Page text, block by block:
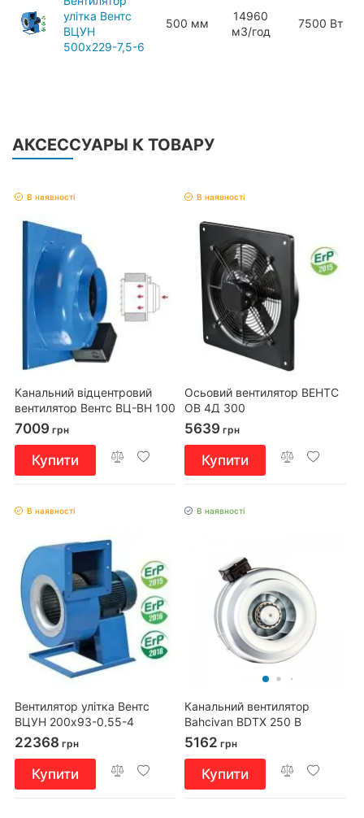
улітка Вентс
ВЦУН
500x229-7,5-6
500 мм
14960
мЗ/год
7500 Вт
АКСЕССУАРЫ К ТОВАРУ
В наявності
Канальний відцентровий
вентилятор Вентс ВЦ-ВН 100
7009 грн
Купити
В наявності
Осьовий вентилятор ВЕНТС
ОВ 4Д 300
5639 грн
Купити
В наявності
Вентилятор улітка Вентс
ВЦУН 200x93-0,55-4
22368 грн
Купити
В наявності
Канальний вентилятор
Bahcivan BDTX 250 B
5162 грн
Купити